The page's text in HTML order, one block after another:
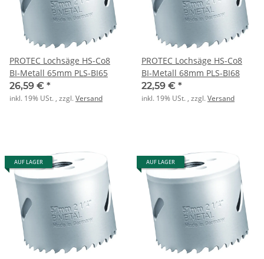
PROTEC Lochsäge HS-Co8
BI-Metall 65mm PLS-BI65
26,59 € *
inkl. 19% USt. , zzgl.Versand
PROTEC Lochsäge HS-Co8
BI-Metall 68mm PLS-BI68
22,59 € *
inkl. 19% USt. , zzgl.Versand
AUF LAGER AUF LAGER